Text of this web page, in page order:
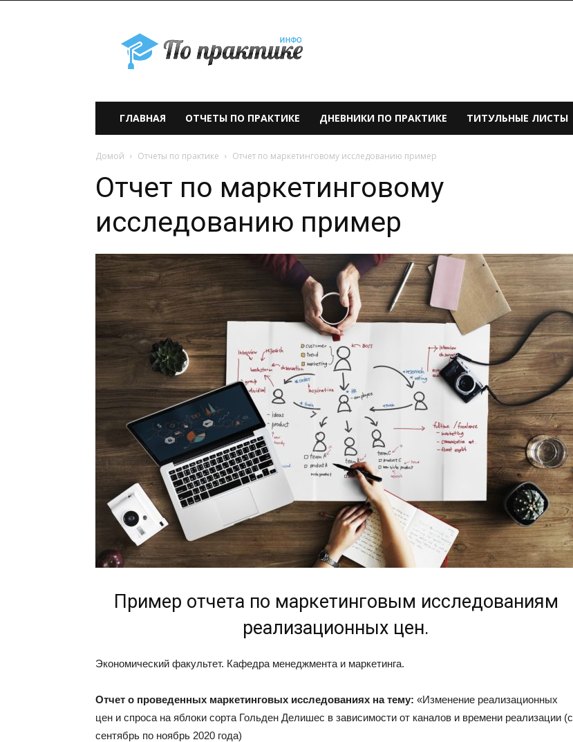
практике» —
учебно-
образовательный
ГЛАВНАЯ ОТЧЕТЫ ПО ПРАКТИКЕ ДНЕВНИКИ ПО ПРАКТИКЕ ТИТУЛЬНЫЕ ЛИСТЫ
Домой Отчеты по практике Отчет по маркетинговому исследованию пример
Отчет по маркетинговому
исследованию пример
Пример отчета по маркетинговым исследованиям
реализационных цен.
Экономический факультет. Кафедра менеджмента и маркетинга.
Отчет о проведенных маркетинговых исследованиях на тему: «Изменение реализационных
цен и спроса на яблоки сорта Гольден Делишес в зависимости от каналов и времени реализации (с
сентябрь по ноябрь 2020 года)